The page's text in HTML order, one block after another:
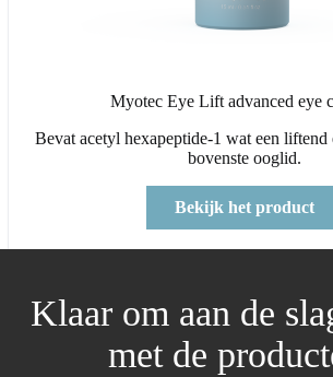
Myotec Eye Lift advanced eye
Bevat acetyl hexapeptide-1 wat een liftend
bovenste ooglid.
Bekijk het product
Klaar om aan de
met de